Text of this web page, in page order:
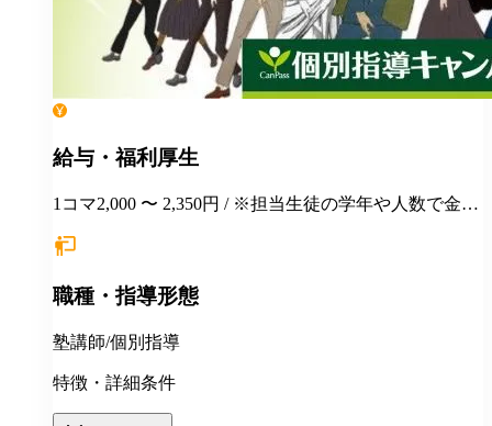
給与・福利厚生
1コマ2,000 〜 2,350円 / ※担当生徒の学年や人数で金額
職種・指導形態
塾講師/個別指導
特徴・詳細条件